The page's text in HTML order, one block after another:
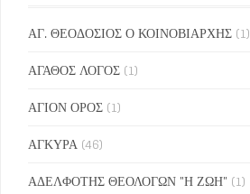
ΑΓ. ΘΕΟΔΟΣΙΟΣ Ο ΚΟΙΝΟΒΙΑΡΧΗΣ (1)
ΑΓΑΘΟΣ ΛΟΓΟΣ (1)
ΑΓΙΟΝ ΟΡΟΣ (1)
ΑΓΚΥΡΑ (46)
ΑΔΕΛΦΟΤΗΣ ΘΕΟΛΟΓΩΝ "Η ΖΩΗ" (1)